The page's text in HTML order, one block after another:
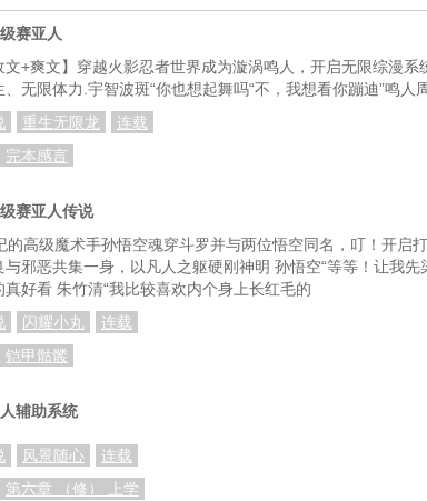
赛亚人
文+爽文】穿越火影忍者世界成为漩涡鸣人，开启无限综漫
、无限体力.宇智波斑“你也想起舞吗“不，我想看你蹦迪”鸣人
重生无限龙
连载
完本感言
赛亚人传说
的高级魔术手孙悟空魂穿斗罗并与两位悟空同名，叮！开启
与邪恶共集一身，以凡人之躯硬刚神明 孙悟空“等等！让我
真好看 朱竹清“我比较喜欢内个身上长红毛的
闪耀小丸
连载
铠甲骷髅
辅助系统
风景随心
连载
第六章 （修） 上学